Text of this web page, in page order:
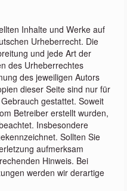
Inhalte und Werke auf
Urheberrecht. Die
und jede Art der
des Urheberrechtes
des jeweiligen Autors
dieser Seite sind nur für
gestattet. Soweit
Betreiber erstellt wurden,
Insbesondere
Sollten Sie
aufmerksam
Hinweis. Bei
werden wir derartige